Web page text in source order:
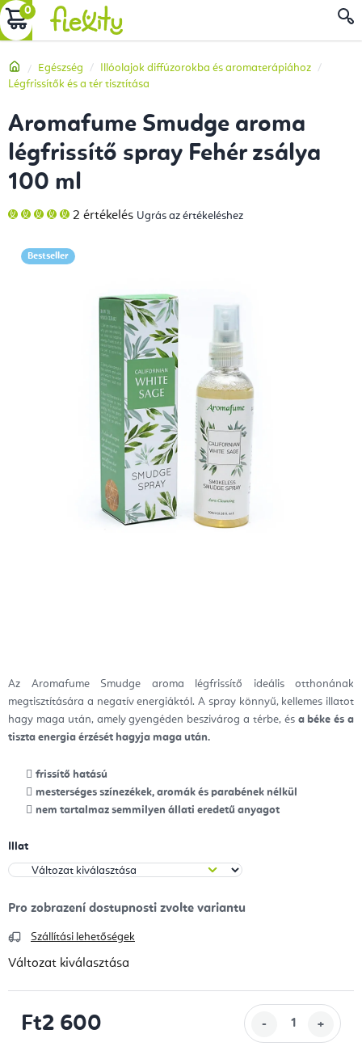
Ugrás
a
tartalomhoz
KOSÁR
Kezdőlap
Egészség
Illóolajok diffúzorokba és aromaterápiához
Légfrissítők és a tér tisztítása
Az Aromafume Smudge aroma légfrissítő ideális otthonának
megtisztítására a negatív energiáktól. A spray könnyű, kellemes illatot
hagy maga után, amely gyengéden beszivárog a térbe, és a béke és a
tiszta energia érzését hagyja maga után.
frissítő hatású
mesterséges színezékek, aromák és parabének nélkül
nem tartalmaz semmilyen állati eredetű anyagot
Illat
Szállítási lehetőségek
Változat kiválasztása
Ft2 600
Aromafume Smudge aroma
légfrissítő spray Fehér zsálya
100 ml
A
termék
5-
ből
2 értékelés Ugrás az értékeléshez
Bestseller